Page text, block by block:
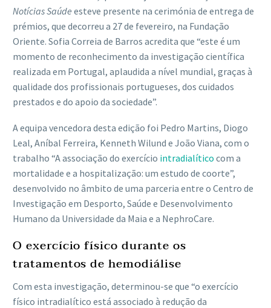
Notícias Saúde esteve presente na cerimónia de entrega de
prémios, que decorreu a 27 de fevereiro, na Fundação
Oriente. Sofia Correia de Barros acredita que “este é um
momento de reconhecimento da investigação científica
realizada em Portugal, aplaudida a nível mundial, graças à
qualidade dos profissionais portugueses, dos cuidados
prestados e do apoio da sociedade”.
A equipa vencedora desta edição foi Pedro Martins, Diogo
Leal, Aníbal Ferreira, Kenneth Wilund e João Viana, com o
trabalho “A associação do exercício intradialítico com a
mortalidade e a hospitalização: um estudo de coorte”,
desenvolvido no âmbito de uma parceria entre o Centro de
Investigação em Desporto, Saúde e Desenvolvimento
Humano da Universidade da Maia e a NephroCare.
O exercício físico durante os
tratamentos de hemodiálise
Com esta investigação, determinou-se que “o exercício
físico intradialítico está associado à redução da